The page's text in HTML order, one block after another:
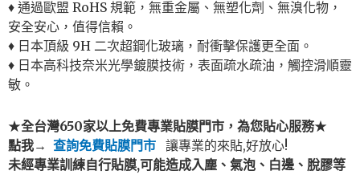
♦ 通過歐盟 RoHS 規範，無重金屬、無塑化劑、無溴化物，
安全安心，值得信賴。
♦ 日本頂級 9H 二次超鋼化玻璃，耐衝擊保護更全面。
♦ 日本高科技奈米光學鍍膜技術，表面疏水疏油，觸控滑順靈
敏。
★全台灣650家以上免費專業貼膜門市，為您貼心服務★
點我→ 查詢免費貼膜門市 讓專業的來貼,好放心!
未經專業訓練自行貼膜,可能造成入塵、氣泡、白邊、脫膠等